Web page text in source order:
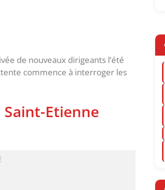
de nouveaux dirigeants l’été
commence à interroger les
Etienne